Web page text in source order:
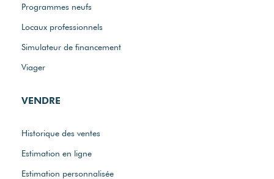
Programmes neufs
Locaux professionnels
Simulateur de financement
Viager
VENDRE
Historique des ventes
Estimation en ligne
Estimation personnalisée